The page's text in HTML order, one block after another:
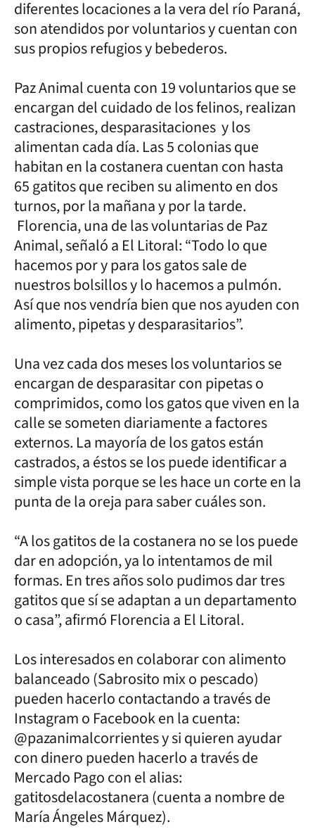
diferentes locaciones a la vera del río Paraná,
son atendidos por voluntarios y cuentan con
sus propios refugios y bebederos.
Paz Animal cuenta con 19 voluntarios que se
encargan del cuidado de los felinos, realizan
castraciones, desparasitaciones y los
alimentan cada día. Las 5 colonias que
habitan en la costanera cuentan con hasta
65 gatitos que reciben su alimento en dos
turnos, por la mañana y por la tarde.
Florencia, una de las voluntarias de Paz
Animal, señaló a El Litoral: “Todo lo que
hacemos por y para los gatos sale de
nuestros bolsillos y lo hacemos a pulmón.
Así que nos vendría bien que nos ayuden con
alimento, pipetas y desparasitarios”.
Una vez cada dos meses los voluntarios se
encargan de desparasitar con pipetas o
comprimidos, como los gatos que viven en la
calle se someten diariamente a factores
externos. La mayoría de los gatos están
castrados, a éstos se los puede identificar a
simple vista porque se les hace un corte en la
punta de la oreja para saber cuáles son.
“A los gatitos de la costanera no se los puede
dar en adopción, ya lo intentamos de mil
formas. En tres años solo pudimos dar tres
gatitos que sí se adaptan a un departamento
o casa”, afirmó Florencia a El Litoral.
Los interesados en colaborar con alimento
balanceado (Sabrosito mix o pescado)
pueden hacerlo contactando a través de
Instagram o Facebook en la cuenta:
@pazanimalcorrientes y si quieren ayudar
con dinero pueden hacerlo a través de
Mercado Pago con el alias:
gatitosdelacostanera (cuenta a nombre de
María Ángeles Márquez).